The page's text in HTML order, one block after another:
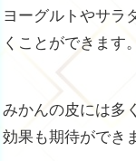
ヨーグルトやサラ
くことができます。
みかんの皮には多
効果も期待ができ